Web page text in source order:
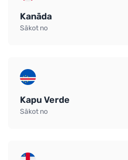
Kanāda
Sākot no
Kapu Verde
Sākot no